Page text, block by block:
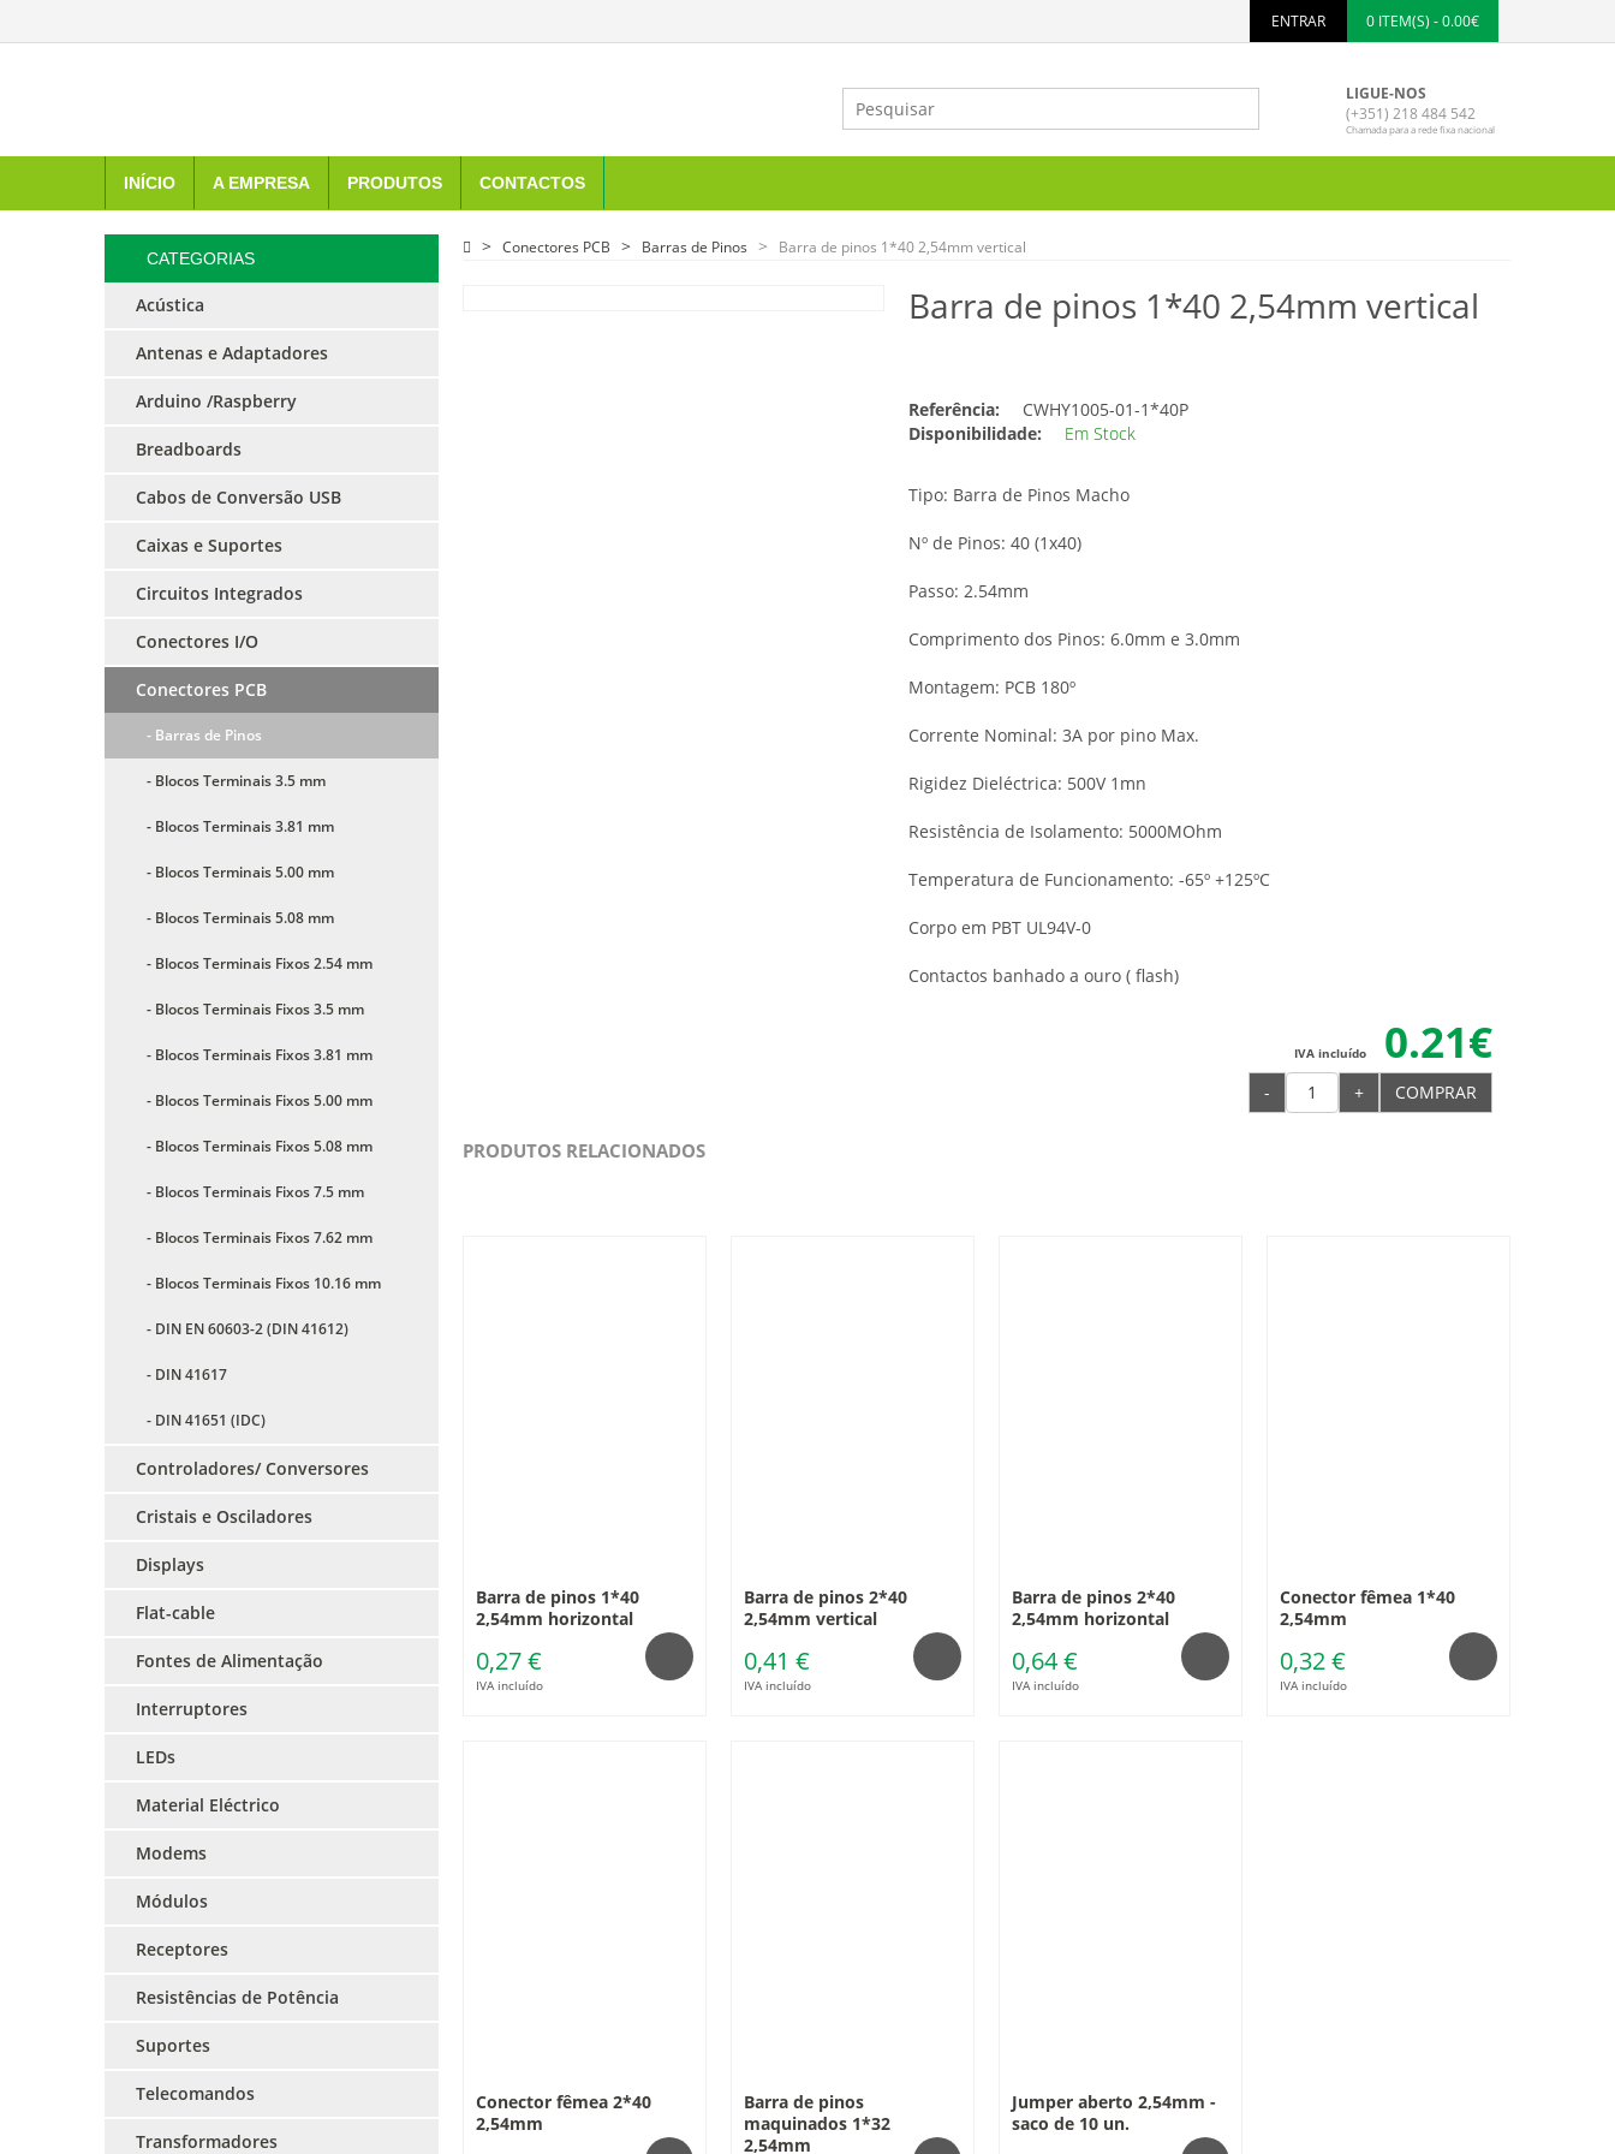
ENTRAR 0 ITEM(S) - 0.00€
LIGUE-NOS
(+351) 218 484 542
Chamada para a rede fixa nacional
INÍCIO A EMPRESA PRODUTOS CONTACTOS
CATEGORIAS
Acústica
Antenas e Adaptadores
Arduino /Raspberry
Breadboards
Cabos de Conversão USB
Caixas e Suportes
Circuitos Integrados
Conectores I/O
Conectores PCB
- Barras de Pinos
- Blocos Terminais 3.5 mm
- Blocos Terminais 3.81 mm
- Blocos Terminais 5.00 mm
- Blocos Terminais 5.08 mm
- Blocos Terminais Fixos 2.54 mm
- Blocos Terminais Fixos 3.5 mm
- Blocos Terminais Fixos 3.81 mm
- Blocos Terminais Fixos 5.00 mm
- Blocos Terminais Fixos 5.08 mm
- Blocos Terminais Fixos 7.5 mm
- Blocos Terminais Fixos 7.62 mm
- Blocos Terminais Fixos 10.16 mm
- DIN EN 60603-2 (DIN 41612)
- DIN 41617
- DIN 41651 (IDC)
Controladores/ Conversores
Cristais e Osciladores
Displays
Flat-cable
Fontes de Alimentação
Interruptores
LEDs
Material Eléctrico
Modems
Módulos
Receptores
Resistências de Potência
Suportes
Telecomandos
Transformadores
Conectores PCB Barras de Pinos Barra de pinos 1*40 2,54mm vertical
Barra de pinos 1*40 2,54mm vertical
Referência:
CWHY1005-01-1*40P
Disponibilidade:
Em Stock
Tipo: Barra de Pinos Macho
Nº de Pinos: 40 (1x40)
Passo: 2.54mm
Comprimento dos Pinos: 6.0mm e 3.0mm
Montagem: PCB 180º
Corrente Nominal: 3A por pino Max.
Rigidez Dieléctrica: 500V 1mn
Resistência de Isolamento: 5000MOhm
Temperatura de Funcionamento: -65º +125ºC
Corpo em PBT UL94V-0
Contactos banhado a ouro ( flash)
0.21€
IVA incluído
- + COMPRAR
PRODUTOS RELACIONADOS
Barra de pinos 1*40
2,54mm horizontal
0,27 €
IVA incluído
Barra de pinos 2*40
2,54mm vertical
0,41 €
IVA incluído
Barra de pinos 2*40
2,54mm horizontal
0,64 €
IVA incluído
Conector fêmea 1*40
2,54mm
0,32 €
IVA incluído
Conector fêmea 2*40
2,54mm
Barra de pinos
maquinados 1*32
2,54mm
Jumper aberto 2,54mm -
saco de 10 un.